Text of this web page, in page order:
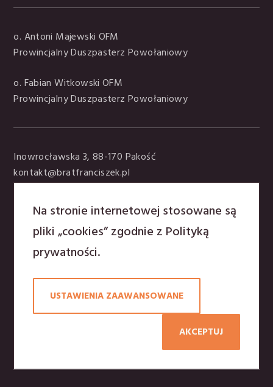
o. Antoni Majewski OFM
Prowincjalny Duszpasterz Powołaniowy
o. Fabian Witkowski OFM
Prowincjalny Duszpasterz Powołaniowy
Inowrocławska 3, 88-170 Pakość
kontakt@bratfranciszek.pl
Polityka prywatności
Osoby rozeznające powołanie mają możliwość pobytu
przez kilka dni w klasztorze ze wspólnotą
franciszkańską. Zapraszamy do kontaktu z
o. Antoni Majewski
Na stronie internetowej stosowane są
pliki „cookies” zgodnie z Polityką
prywatności.
USTAWIENIA ZAAWANSOWANE
AKCEPTUJ